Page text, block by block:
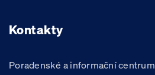
Kontakty
Poradenské a informační centrum